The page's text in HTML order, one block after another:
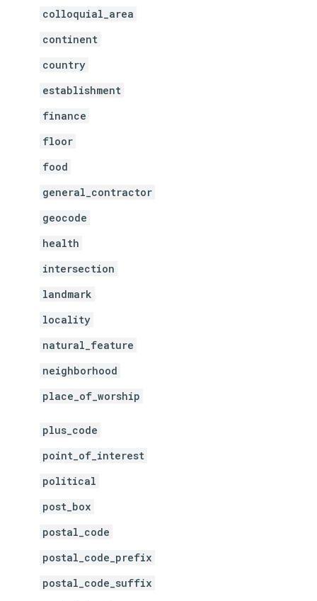
colloquial_area
continent
country
establishment
finance
floor
food
general_contractor
geocode
health
intersection
landmark
locality
natural_feature
neighborhood
place_of_worship
plus_code
point_of_interest
political
post_box
postal_code
postal_code_prefix
postal_code_suffix